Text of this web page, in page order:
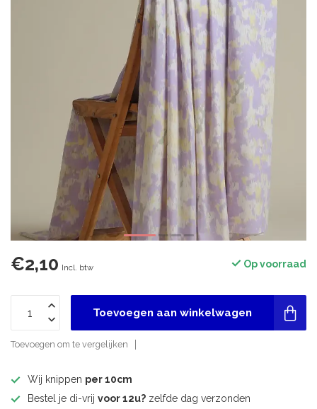
€2,10 Incl. btw Op voorraad
Toevoegen aan winkelwagen
Toevoegen om te vergelijken
Wij knippen per 10cm
Bestel je di-vrij voor 12u? zelfde dag verzonden